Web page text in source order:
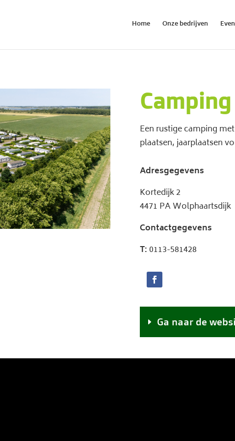
Home Onze bedrijven
Een rustige camping
plaatsen, jaarplaatsen
Adresgegevens
Kortedijk 2
4471 PA Wolphaartsdijk
Contactgegevens
T:0113-581428
Ga naar de